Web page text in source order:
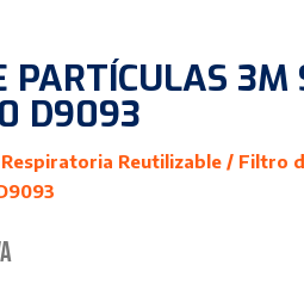
PARTÍCULAS 3M
D9093
Reutilizable/ Filtro